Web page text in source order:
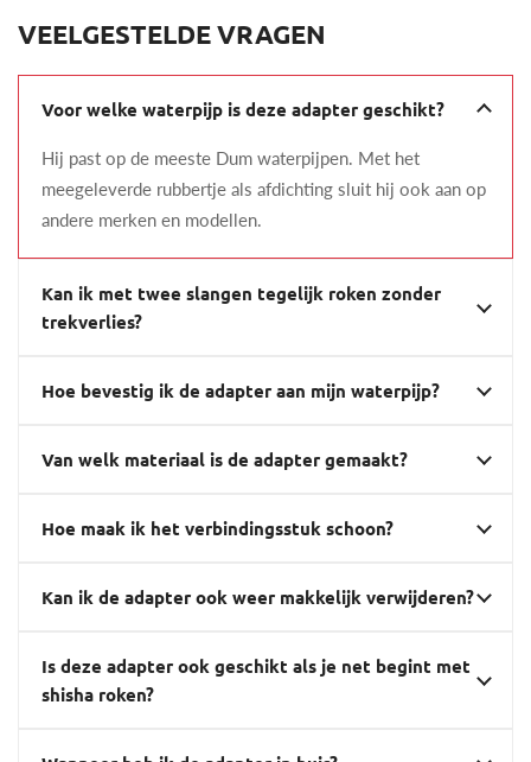
VEELGESTELDE VRAGEN
Voor welke waterpijp is deze adapter geschikt?
Hij past op de meeste Dum waterpijpen. Met het
meegeleverde rubbertje als afdichting sluit hij ook aan op
andere merken en modellen.
Kan ik met twee slangen tegelijk roken zonder
trekverlies?
Hoe bevestig ik de adapter aan mijn waterpijp?
Van welk materiaal is de adapter gemaakt?
Hoe maak ik het verbindingsstuk schoon?
Kan ik de adapter ook weer makkelijk verwijderen?
Is deze adapter ook geschikt als je net begint met
shisha roken?